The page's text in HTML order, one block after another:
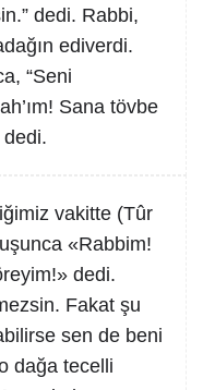
dedi. Rabbi,
ediverdi.
“Seni
Sana tövbe
dedi.
vakitte (Tûr
«Rabbim!
dedi.
Fakat şu
sen de beni
dağa tecelli